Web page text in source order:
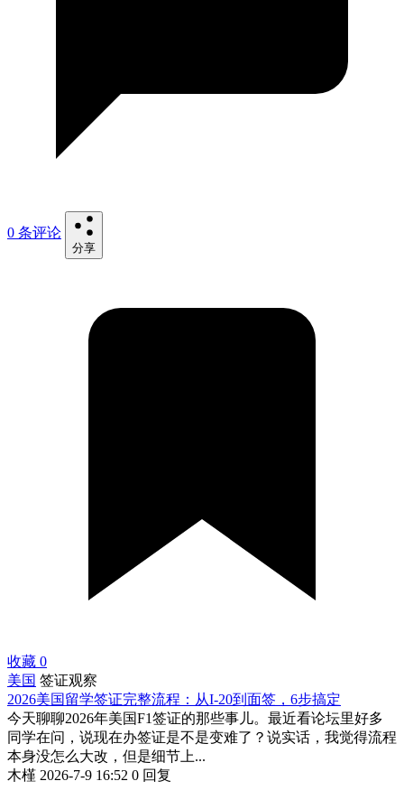
0 条评论
分享
收藏 0
美国 签证观察
2026美国留学签证完整流程：从I-20到面签，6步搞定
今天聊聊2026年美国F1签证的那些事儿。最近看论坛里好多
同学在问，说现在办签证是不是变难了？说实话，我觉得流程
本身没怎么大改，但是细节上...
木槿 2026-7-9 16:52 0 回复